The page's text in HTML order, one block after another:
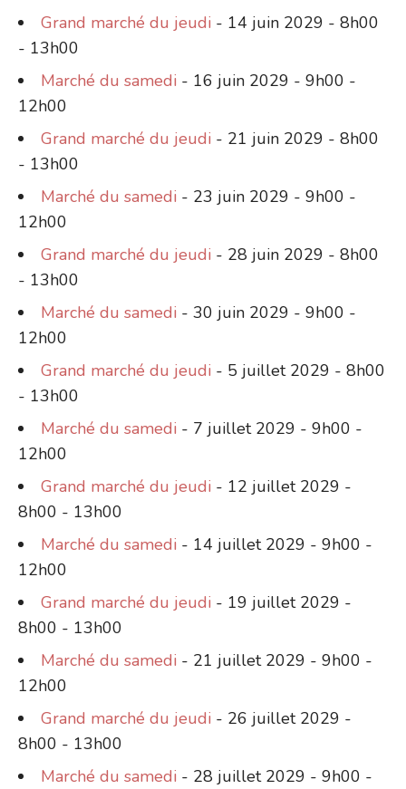
Grand marché du jeudi - 14 juin 2029 - 8h00
- 13h00
Marché du samedi - 16 juin 2029 - 9h00 -
12h00
Grand marché du jeudi - 21 juin 2029 - 8h00
- 13h00
Marché du samedi - 23 juin 2029 - 9h00 -
12h00
Grand marché du jeudi - 28 juin 2029 - 8h00
- 13h00
Marché du samedi - 30 juin 2029 - 9h00 -
12h00
Grand marché du jeudi - 5 juillet 2029 - 8h00
- 13h00
Marché du samedi - 7 juillet 2029 - 9h00 -
12h00
Grand marché du jeudi - 12 juillet 2029 -
8h00 - 13h00
Marché du samedi - 14 juillet 2029 - 9h00 -
12h00
Grand marché du jeudi - 19 juillet 2029 -
8h00 - 13h00
Marché du samedi - 21 juillet 2029 - 9h00 -
12h00
Grand marché du jeudi - 26 juillet 2029 -
8h00 - 13h00
Marché du samedi - 28 juillet 2029 - 9h00 -